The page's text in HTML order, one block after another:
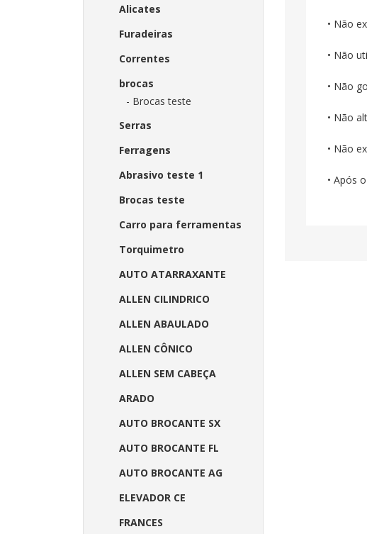
Alicates
Furadeiras
Correntes
brocas
- Brocas teste
Serras
Ferragens
Abrasivo teste 1
Brocas teste
Carro para ferramentas
Torquimetro
AUTO ATARRAXANTE
ALLEN CILINDRICO
ALLEN ABAULADO
ALLEN CÔNICO
ALLEN SEM CABEÇA
ARADO
AUTO BROCANTE SX
AUTO BROCANTE FL
AUTO BROCANTE AG
ELEVADOR CE
FRANCES
• Não
• Não
• Não
• Não
• Não
• Após